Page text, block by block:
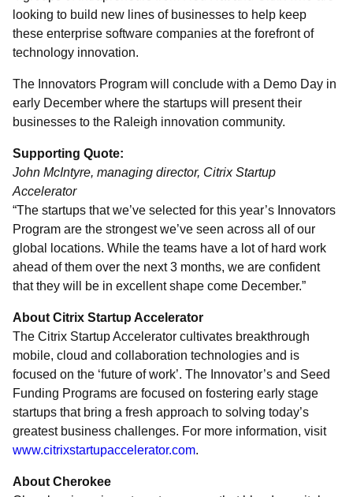
looking to build new lines of businesses to help keep
these enterprise software companies at the forefront of
technology innovation.
The Innovators Program will conclude with a Demo Day in
early December where the startups will present their
businesses to the Raleigh innovation community.
Supporting Quote:
John McIntyre, managing director, Citrix Startup
Accelerator
“The startups that we’ve selected for this year’s Innovators
Program are the strongest we’ve seen across all of our
global locations. While the teams have a lot of hard work
ahead of them over the next 3 months, we are confident
that they will be in excellent shape come December.”
About Citrix Startup Accelerator
The Citrix Startup Accelerator cultivates breakthrough
mobile, cloud and collaboration technologies and is
focused on the ‘future of work’. The Innovator’s and Seed
Funding Programs are focused on fostering early stage
startups that bring a fresh approach to solving today’s
greatest business challenges. For more information, visit
www.citrixstartupaccelerator.com.
About Cherokee